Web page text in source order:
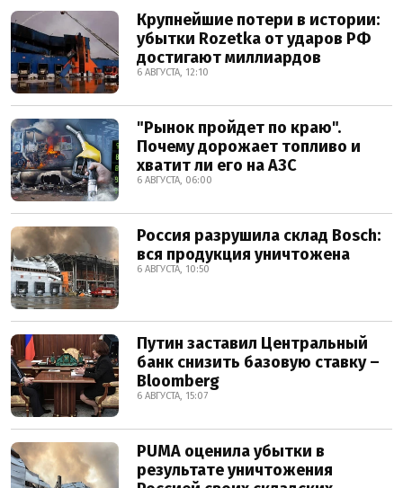
Крупнейшие потери в истории:
убытки Rozetka от ударов РФ
достигают миллиардов
6 АВГУСТА, 12:10
"Рынок пройдет по краю".
Почему дорожает топливо и
хватит ли его на АЗС
6 АВГУСТА, 06:00
Россия разрушила склад Bosch:
вся продукция уничтожена
6 АВГУСТА, 10:50
Путин заставил Центральный
банк снизить базовую ставку –
Bloomberg
6 АВГУСТА, 15:07
PUMA оценила убытки в
результате уничтожения